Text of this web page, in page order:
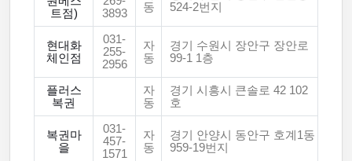
트점)
3893
동
524-2번지
현대화
체인점
031-
255-
2956
자
동
경기 수원시 장안구 장안로
99-1 1층
플러스
복권
자
동
경기 시흥시 큰솔로 42 102
호
복권마
을
031-
457-
1571
자
동
경기 안양시 동안구 호계1동
959-19번지